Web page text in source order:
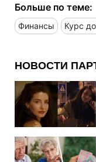
Больше по теме:
Финансы Курс